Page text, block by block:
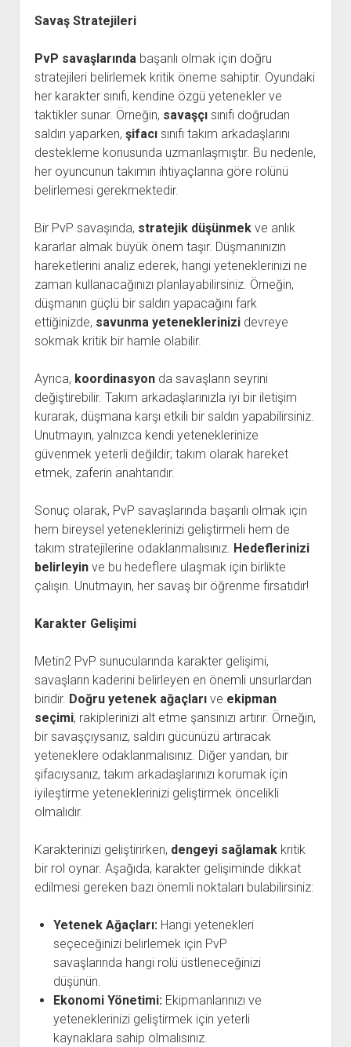
Savaş Stratejileri
PvP savaşlarındabaşarılı olmak için doğru
stratejileri belirlemek kritik öneme sahiptir. Oyundaki
her karakter sınıfı, kendine özgü yetenekler ve
taktikler sunar. Örneğin, savaşçısınıfı doğrudan
saldırı yaparken, şifacısınıfı takım arkadaşlarını
destekleme konusunda uzmanlaşmıştır. Bu nedenle,
her oyuncunun takımın ihtiyaçlarına göre rolünü
belirlemesi gerekmektedir.
Bir PvP savaşında, stratejik düşünmekve anlık
kararlar almak büyük önem taşır. Düşmanınızın
hareketlerini analiz ederek, hangi yeteneklerinizi ne
zaman kullanacağınızı planlayabilirsiniz. Örneğin,
düşmanın güçlü bir saldırı yapacağını fark
ettiğinizde, savunma yeteneklerinizidevreye
sokmak kritik bir hamle olabilir.
Ayrıca, koordinasyonda savaşların seyrini
değiştirebilir. Takım arkadaşlarınızla iyi bir iletişim
kurarak, düşmana karşı etkili bir saldırı yapabilirsiniz.
Unutmayın, yalnızca kendi yeteneklerinize
güvenmek yeterli değildir; takım olarak hareket
etmek, zaferin anahtarıdır.
Sonuç olarak, PvP savaşlarında başarılı olmak için
hem bireysel yeteneklerinizi geliştirmeli hem de
takım stratejilerine odaklanmalısınız. Hedeflerinizi
belirleyinve bu hedeflere ulaşmak için birlikte
çalışın. Unutmayın, her savaş bir öğrenme fırsatıdır!
Karakter Gelişimi
Metin2 PvP sunucularında karakter gelişimi,
savaşların kaderini belirleyen en önemli unsurlardan
biridir. Doğru yetenek ağaçlarıve ekipman
seçimi, rakiplerinizi alt etme şansınızı artırır. Örneğin,
bir savaşçıysanız, saldırı gücünüzü artıracak
yeteneklere odaklanmalısınız. Diğer yandan, bir
şifacıysanız, takım arkadaşlarınızı korumak için
iyileştirme yeteneklerinizi geliştirmek öncelikli
olmalıdır.
Karakterinizi geliştirirken, dengeyi sağlamakkritik
bir rol oynar. Aşağıda, karakter gelişiminde dikkat
edilmesi gereken bazı önemli noktaları bulabilirsiniz:
Yetenek Ağaçları:Hangi yetenekleri
seçeceğinizi belirlemek için PvP
savaşlarında hangi rolü üstleneceğinizi
düşünün.
Ekonomi Yönetimi:Ekipmanlarınızı ve
yeteneklerinizi geliştirmek için yeterli
kaynaklara sahip olmalısınız.